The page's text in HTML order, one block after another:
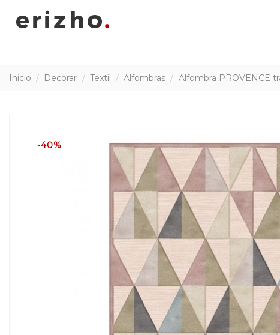
Inicio Decorar Textil Alfombras Alfombra PROVENCE
-40%